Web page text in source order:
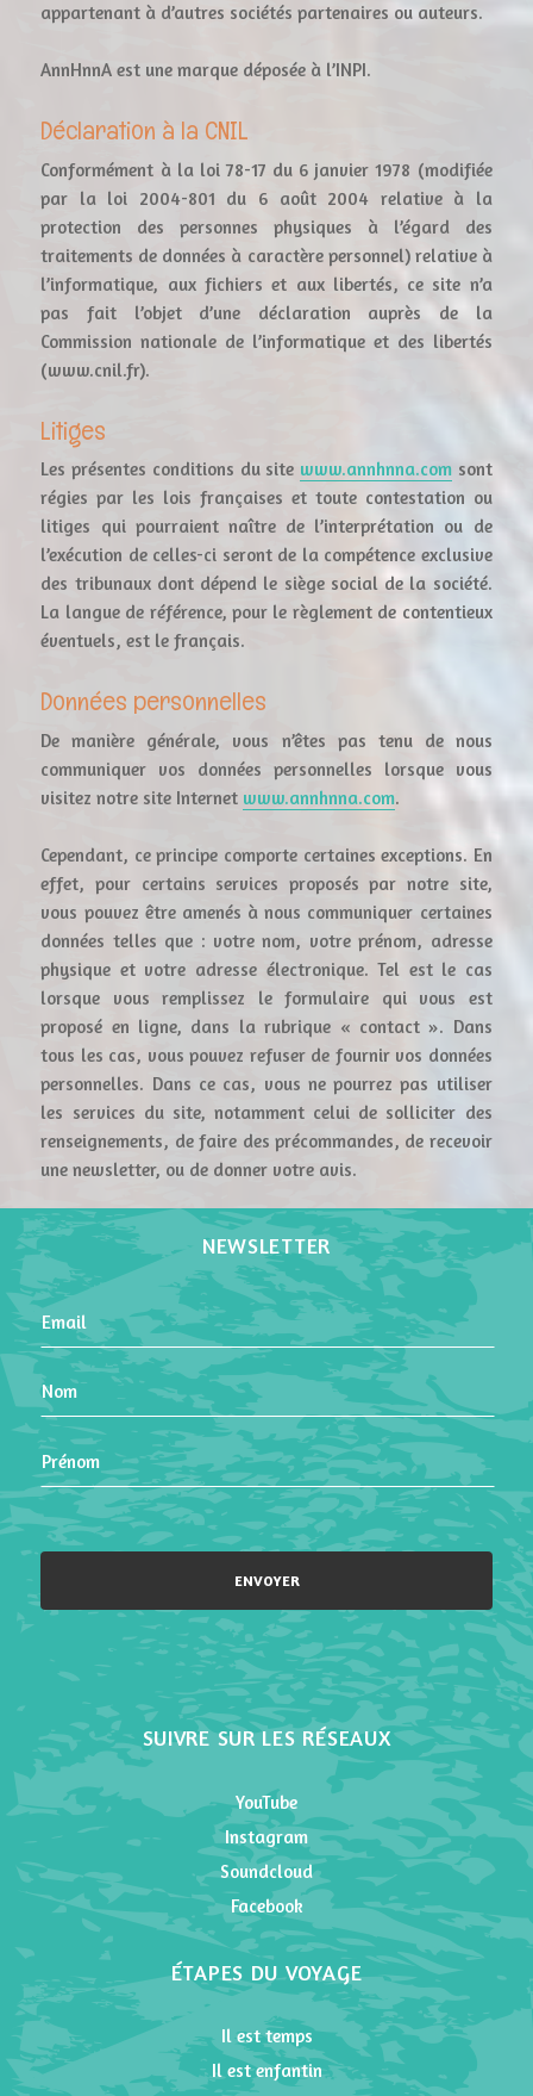
appartenant à d’autres sociétés partenaires ou auteurs.
AnnHnnA est une marque déposée à l’INPI.
Déclaration à la CNIL
Conformément à la loi 78-17 du 6 janvier 1978 (modifiée
par la loi 2004-801 du 6 août 2004 relative à la
protection des personnes physiques à l’égard des
traitements de données à caractère personnel) relative à
l’informatique, aux fichiers et aux libertés, ce site n’a
pas fait l’objet d’une déclaration auprès de la
Commission nationale de l’informatique et des libertés
(www.cnil.fr).
Litiges
Les présentes conditions du site www.annhnna.comsont
régies par les lois françaises et toute contestation ou
litiges qui pourraient naître de l’interprétation ou de
l’exécution de celles-ci seront de la compétence exclusive
des tribunaux dont dépend le siège social de la société.
La langue de référence, pour le règlement de contentieux
éventuels, est le français.
Données personnelles
De manière générale, vous n’êtes pas tenu de nous
communiquer vos données personnelles lorsque vous
visitez notre site Internet www.annhnna.com.
Cependant, ce principe comporte certaines exceptions. En
effet, pour certains services proposés par notre site,
vous pouvez être amenés à nous communiquer certaines
données telles que : votre nom, votre prénom, adresse
physique et votre adresse électronique. Tel est le cas
lorsque vous remplissez le formulaire qui vous est
proposé en ligne, dans la rubrique « contact ». Dans
tous les cas, vous pouvez refuser de fournir vos données
personnelles. Dans ce cas, vous ne pourrez pas utiliser
les services du site, notamment celui de solliciter des
renseignements, de faire des précommandes, de recevoir
une newsletter, ou de donner votre avis.
NEWSLETTER
Please leave this field empty.
SUIVRE SUR LES RÉSEAUX
YouTube
Instagram
Soundcloud
Facebook
ÉTAPES DU VOYAGE
Il est temps
Il est enfantin